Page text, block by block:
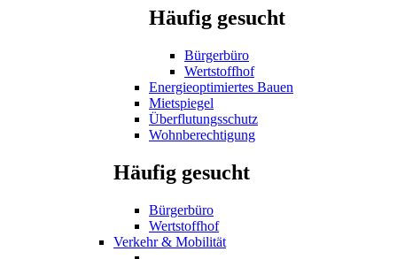
Häufig gesucht
Bürgerbüro
Wertstoffhof
Energieoptimiertes Bauen
Mietspiegel
Überflutungsschutz
Wohnberechtigung
Häufig gesucht
Bürgerbüro
Wertstoffhof
Verkehr & Mobilität